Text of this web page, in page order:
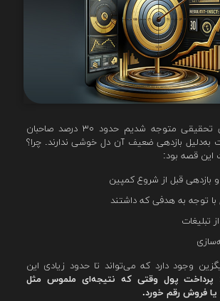
چند ماه پیش طی تحقیقی متوجه شدیم حدود ۳۰ درصد صاحبان
به‌دلیل بازدهی ضعیف آن دل خوشی ندارند. چرا؟
این قصه بود:
قبل از شروع کمپین
با توجه به هدفی که داشتند
تبلیغات
وجود دارد که می‌تواند تا حدود زیادی این
پرداخت پول وقتی که نتیجه‌ای ملموس مثل
فروش رقم خورد.